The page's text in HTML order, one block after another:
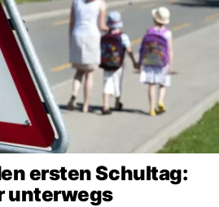
ersten Schultag:
unterwegs